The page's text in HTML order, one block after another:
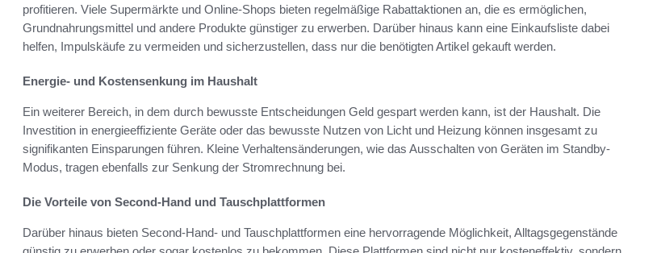
profitieren. Viele Supermärkte und Online-Shops bieten regelmäßige Rabattaktionen an, die es ermöglichen,
Grundnahrungsmittel und andere Produkte günstiger zu erwerben. Darüber hinaus kann eine Einkaufsliste dabei
helfen, Impulskäufe zu vermeiden und sicherzustellen, dass nur die benötigten Artikel gekauft werden.
Energie- und Kostensenkung im Haushalt
Ein weiterer Bereich, in dem durch bewusste Entscheidungen Geld gespart werden kann, ist der Haushalt. Die
Investition in energieeffiziente Geräte oder das bewusste Nutzen von Licht und Heizung können insgesamt zu
signifikanten Einsparungen führen. Kleine Verhaltensänderungen, wie das Ausschalten von Geräten im Standby-
Modus, tragen ebenfalls zur Senkung der Stromrechnung bei.
Die Vorteile von Second-Hand und Tauschplattformen
Darüber hinaus bieten Second-Hand- und Tauschplattformen eine hervorragende Möglichkeit, Alltagsgegenstände